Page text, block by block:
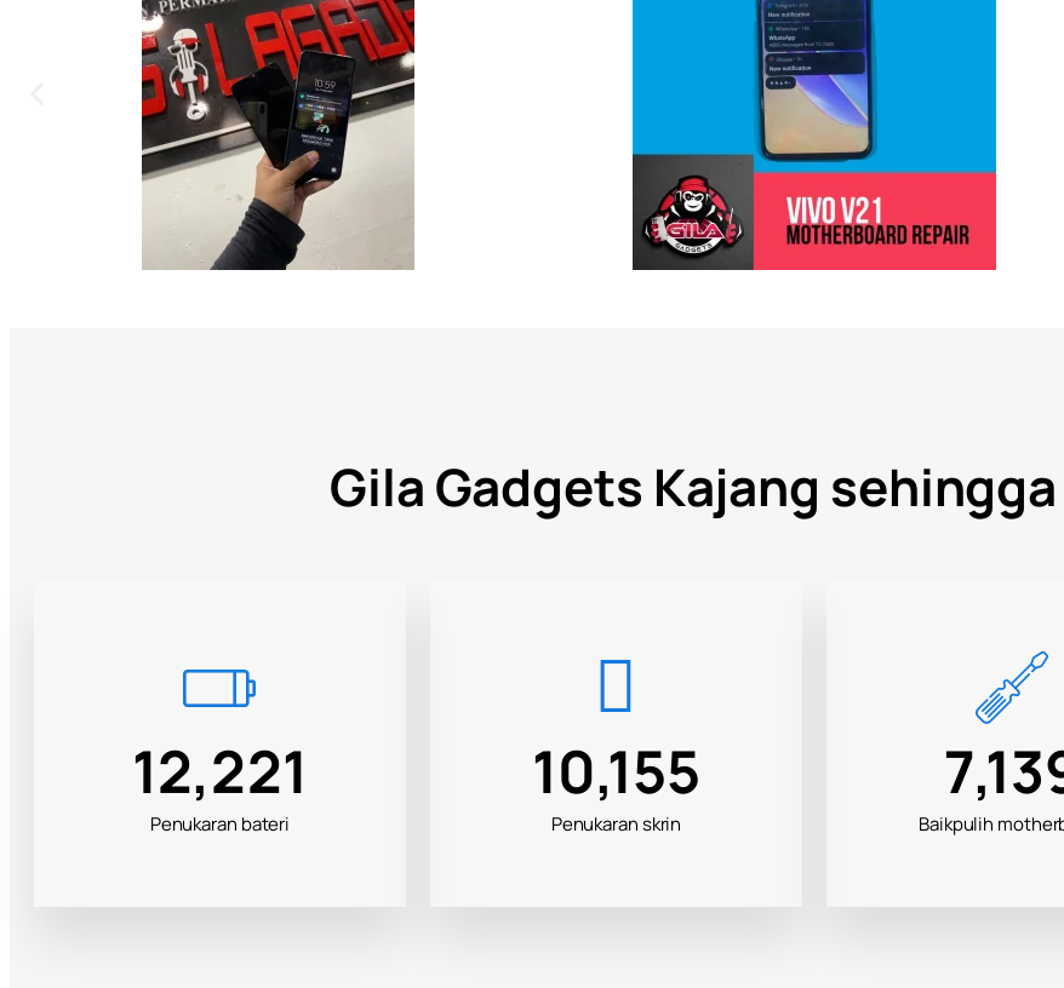
Gila Gadgets Kajang
19,696
Penukaran bateri
16,333
Penukaran skrin Baikpulih